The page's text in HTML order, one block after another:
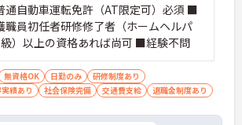
自動車運転免許（AT限定可）必須 ■
職員初任者研修修了者（ホームヘルパ
）以上の資格あれば尚可 ■経験不問
無資格OK 日勤のみ
研修制度あり
績あり
社会保険完備 交通費支給 退職金制度あり